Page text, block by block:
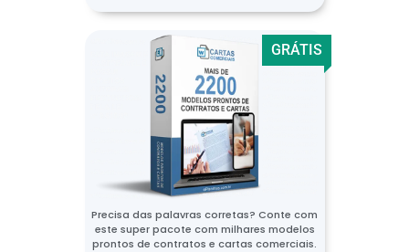
GRÁTIS
Precisa das palavras corretas? Conte com
este super pacote com milhares modelos
prontos de contratos e cartas comerciais.